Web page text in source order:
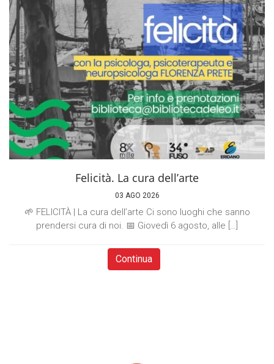
Felicità. La cura dell’arte
03 AGO 2026
🌱 FELICITÀ | La cura dell’arte Ci sono luoghi che sanno
prendersi cura di noi. 📅 Giovedì 6 agosto, alle […]
Continua